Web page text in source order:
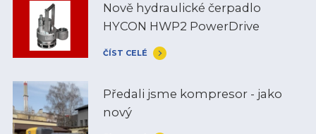
Nově hydraulické čerpadlo
HYCON HWP2 PowerDrive
ČÍST CELÉ
Předali jsme kompresor - jako
nový